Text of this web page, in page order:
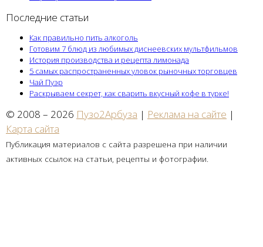
Последние статьи
Как правильно пить алкоголь
Готовим 7 блюд из любимых диснеевских мультфильмов
История производства и рецепта лимонада
5 самых распространенных уловок рыночных торговцев
Чай Пуэр
Раскрываем секрет, как сварить вкусный кофе в турке!
© 2008 – 2026 Пузо2Арбуза | Реклама на сайте |
Карта сайта
Публикация материалов с сайта разрешена при наличии
активных ссылок на статьи, рецепты и фотографии.